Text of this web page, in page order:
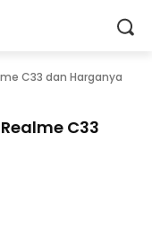
C33 dan Harganya
C33